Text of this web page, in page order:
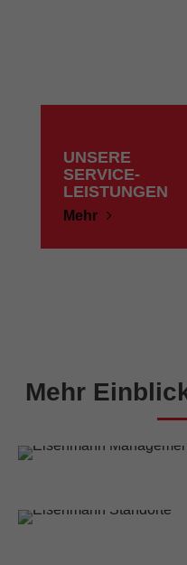
UNSERE
SERVICE-
LEISTUNGEN
Mehr
Mehr